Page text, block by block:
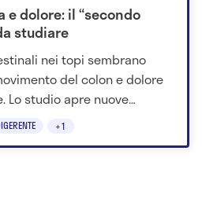
+1
e dolore: il “secondo
studiare
nei topi sembrano
del colon e dolore
Lo studio apre nuove
conferme.